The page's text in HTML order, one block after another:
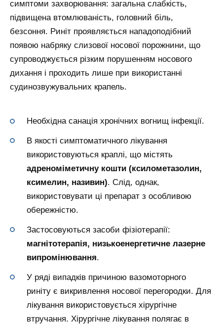
симптоми захворювання: загальна слабкість,
підвищена втомлюваність, головний біль,
безсоння. Риніт проявляється нападоподібний
появою набряку слизової носової порожнини, що
супроводжується різким порушенням носового
дихання і проходить лише при використанні
судинозвужувальних крапель.
Необхідна санація хронічних вогнищ інфекції.
В якості симптоматичного лікування
використовуються краплі, що містять
адреноміметичну кошти (ксилометазолин,
ксимелин, називин). Слід, однак,
використовувати ці препарат з особливою
обережністю.
Застосовуються засоби фізіотерапії:
магнітотерапія, низькоенергетичне лазерне
випромінювання.
У ряді випадків причиною вазомоторного
риніту є викривлення носової перегородки. Для
лікування використовується хірургічне
втручання. Хірургічне лікування полягає в